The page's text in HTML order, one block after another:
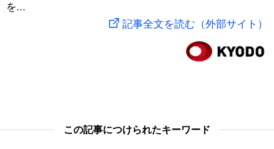
を...
記事全文を読む（外部サイト）
この記事につけられたキーワード